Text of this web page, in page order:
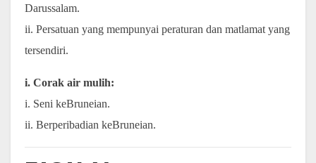
Darussalam.
ii. Persatuan yang mempunyai peraturan dan matlamat yang
tersendiri.
i. Corak air mulih:
i. Seni keBruneian.
ii. Berperibadian keBruneian.